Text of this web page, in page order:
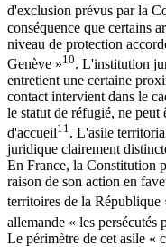
d'exclusion prévus par la
conséquence que certains
niveau de protection
Genève »10. L'institution
entretient une certaine
contact intervient dans le
le statut de réfugié, ne
d'accueil11. L'asile
juridique clairement
En France, la Constitution
raison de son action en
territoires de la République
allemande « les persécutés
Le périmètre de cet asile «